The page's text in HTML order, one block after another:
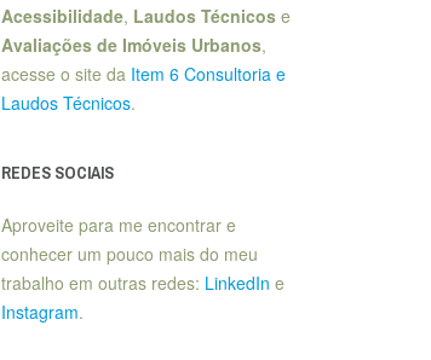
Acessibilidade, Laudos Técnicose
Avaliações de Imóveis Urbanos,
acesse o site da Item 6 Consultoria e
Laudos Técnicos.
REDES SOCIAIS
Aproveite para me encontrar e
conhecer um pouco mais do meu
trabalho em outras redes: LinkedIn e
Instagram.